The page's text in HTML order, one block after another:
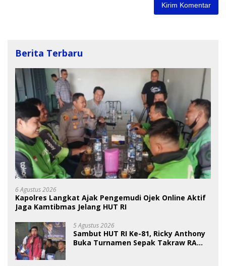
Berita Terbaru
6 Agustus 2026
Kapolres Langkat Ajak Pengemudi Ojek Online Aktif
Jaga Kamtibmas Jelang HUT RI
5 Agustus 2026
Sambut HUT RI Ke-81, Ricky Anthony
Buka Turnamen Sepak Takraw RA